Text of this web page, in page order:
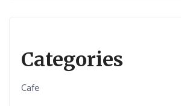
Categories
Cafe